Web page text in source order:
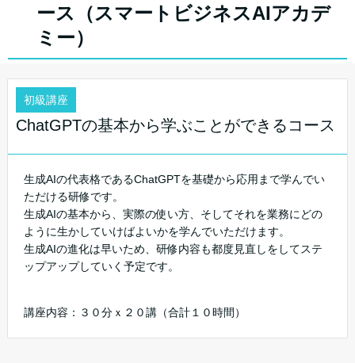
ース（スマートビジネスAIアカデ
ミー）
初級講座
ChatGPTの基本から学ぶことができるコース
生成AIの代表格であるChatGPTを基礎から応用まで学んでい
ただける研修です。
生成AIの基本から、実際の使い方、そしてそれを業務にどの
ように生かしていけばよいかを学んでいただけます。
生成AIの進化は早いため、研修内容も都度見直しをしてステ
ップアップしていく予定です。
講座内容：３０分ｘ２０講（合計１０時間）